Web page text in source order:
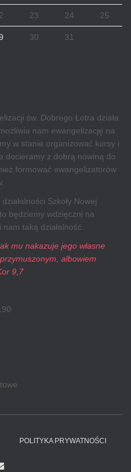
23 24 25
30
31
św. Dobrego Łotra działa
nam ewangelizację na
w stanie organizować kursy i
docieramy z dobrą nowiną do
formować ewangelizatorów
Szkoły Nowej
będziemy wdzięczni na
taką działalność.
mu nakazuje jego własne
albowiem
9,7
POLITYKA PRYWATNOŚCI